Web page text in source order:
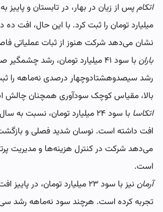
اتکام
میلیارد تومان را ثبت کرد. با این حال، افت
نشان می‌دهد شرکت هنوز از ثبات عملیاتی
باران
با سود ۴۱ میلیارد تومان، رشد
رشد سیصدوهشتاد‌وچهار درصدی نه‌ماهه را
بالا، مقیاس کوچک سودآوری همچنان
اتکاسا
با سود ۲۴ میلیارد تومان،
افت داشته است. نوسان شدید فصلی و بازگشت
می‌دهد شرکت در کنترل هزینه‌ها و مدیریت
است.
آرمان
نیز با سود ۲۳ میلیارد تومان، در
تجربه کرده است. هرچند سود نه‌ماهه رشد